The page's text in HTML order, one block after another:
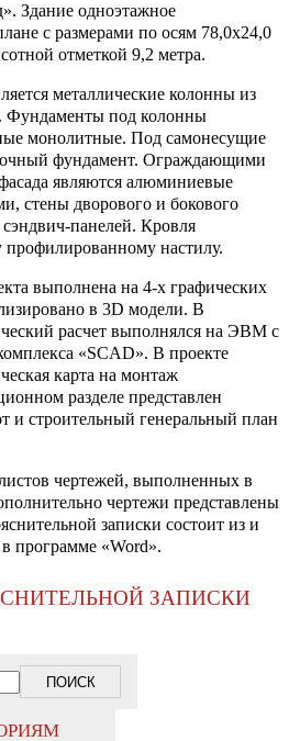
Здание одноэтажное
с размерами по осям 78,0х24,0
отметкой 9,2 метра.
металлические колонны из
Фундаменты под колонны
монолитные. Под самонесущие
фундамент. Ограждающими
являются алюминиевые
стены дворового и бокового
панелей. Кровля
профилированному настилу.
выполнена на 4-х графических
в 3D модели. В
расчет выполнялся на ЭВМ с
«SCAD». В проекте
карта на монтаж
разделе представлен
и строительный генеральный план
чертежей, выполненных в
чертежи представлены
записки состоит из и
программе «Word».
ЗАПИСКИ